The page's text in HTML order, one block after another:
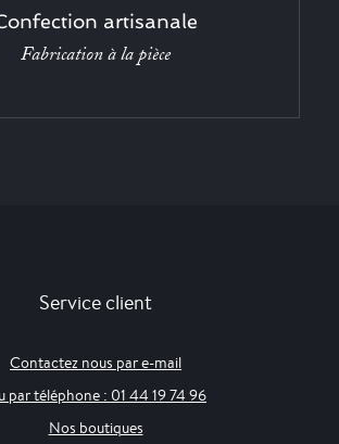
artisanale
Fabrication à la pièce
Service client
Contactez nous par e-mail
par téléphone : 01 44 19 74 96
Nos boutiques